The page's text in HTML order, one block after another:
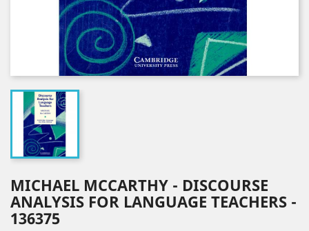
MICHAEL MCCARTHY - DISCOURSE
ANALYSIS FOR LANGUAGE TEACHERS -
136375